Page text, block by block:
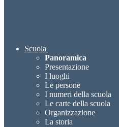
Scuola
Panoramica
Presentazione
I luoghi
Le persone
I numeri della scuola
Le carte della scuola
Organizzazione
La storia